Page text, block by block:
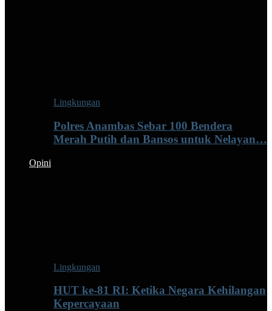
Lingkungan
Polres Anambas Sebar 100 Bendera
Merah Putih dan Bansos untuk Nelayan…
Opini
Lingkungan
HUT ke-81 RI: Ketika Negara Kehilangan
Kepercayaan